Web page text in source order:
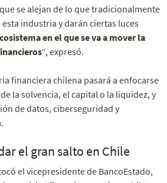
se alejan de lo que tradicionalmente
industria y darán ciertas luces
en el que se va a mover la
“, expresó.
financiera chilena pasará a enfocarse
la solvencia, el capital o la liquidez, y
de datos, ciberseguridad y
el gran salto en Chile
el vicepresidente de BancoEstado,